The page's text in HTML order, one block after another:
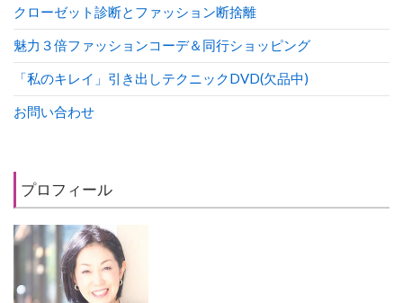
クローゼット診断とファッション断捨離
魅力３倍ファッションコーデ＆同行ショッピング
「私のキレイ」引き出しテクニックDVD(欠品中)
お問い合わせ
プロフィール